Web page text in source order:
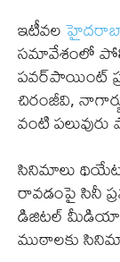
ఇటీవల
సమావేశంలో
పవర్‌పాయింట్
చిరంజీవి,
వంటి
సినిమాలు
రావడంపై సినీ
డిజిటల్ మీడియా
ముఠాలకు